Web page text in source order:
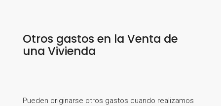
Otros gastos en la Venta de
una Vivienda
Pueden originarse otros gastos cuando realizamos